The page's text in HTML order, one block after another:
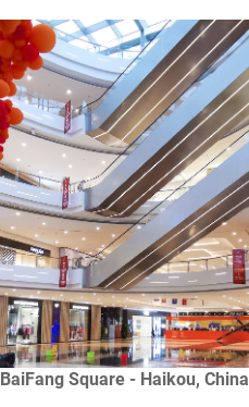
BaiFang Square - Haikou, China